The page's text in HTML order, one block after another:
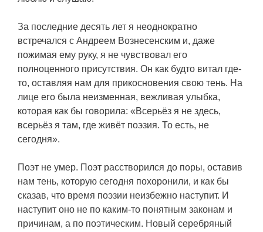
За последние десять лет я неоднократно
встречался с Андреем Вознесенским и, даже
пожимая ему руку, я не чувствовал его
полноценного присутствия. Он как будто витал где-
то, оставляя нам для прикосновения свою тень. На
лице его была неизменная, вежливая улыбка,
которая как бы говорила: «Всерьёз я не здесь,
всерьёз я там, где живёт поэзия. То есть, не
сегодня».
Поэт не умер. Поэт расстворился до поры, оставив
нам тень, которую сегодня похоронили, и как бы
сказав, что время поэзии неизбежно наступит. И
наступит оно не по каким-то понятным законам и
причинам, а по поэтическим. Новый серебряный